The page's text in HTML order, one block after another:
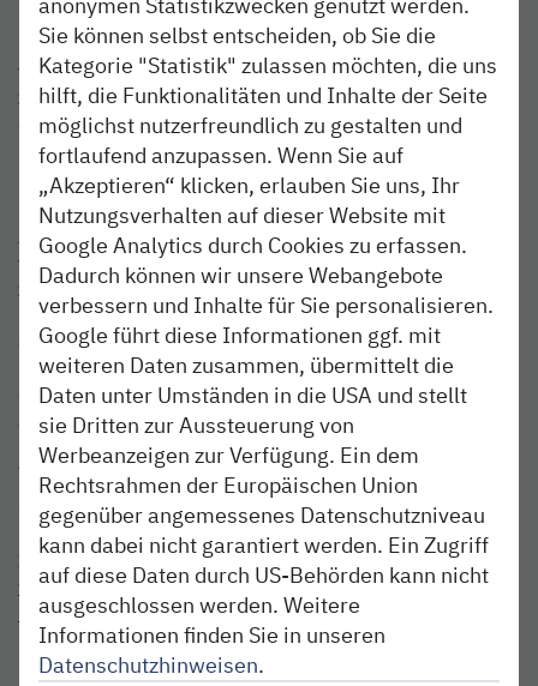
ihm den Ruf als Wiege der europäischen Königshäuser.
Die geschichtsträchtigen Räume spiegeln den Glanz
vergangener Epochen wider und laden dazu ein, erkundet
zu werden. Besonders beeindruckend ist der Festsaal in
der 1. Etage, wo noch heute prachtvolle Feierlichkeiten,
beispielsweise anlässlich von Hochzeiten stattfinden.
Ein Schloss für Kids
Auf jeder Etage ist eine Vielzahl an Kunstschätzen aus
verschiedenen Jahrhunderten zu entdecken, darunter
zahlreiche Tapisserien aus dem frühen 18. Jahrhundert
und Ledertapeten aus dem 17. Jahrhundert. All diese gut
erhaltenen Kostbarkeiten erwecken die Geschichte des
Schlosses zum Leben. Wer in diese faszinierende Welt
eintauchen möchte, hat dazu bei Führungen, aber auch
auf diversen Veranstaltungen Gelegenheit. So finden auf
Schloss Glücksburg des Öfteren Konzerte,
Theateraufführungen und regelmäßig Schlossführungen
speziell für Kinder und Jugendliche statt.
Information
www.schloss-gluecksburg.de
info@schloss-gluecksburg.de
04631 44 23 30
Sie können selbst entscheiden, ob Sie die
Kategorie "Statistik" zulassen möchten, die uns
hilft, die Funktionalitäten und Inhalte der Seite
möglichst nutzerfreundlich zu gestalten und
fortlaufend anzupassen. Wenn Sie auf
„Akzeptieren“ klicken, erlauben Sie uns, Ihr
Nutzungsverhalten auf dieser Website mit
Google Analytics durch Cookies zu erfassen.
Dadurch können wir unsere Webangebote
verbessern und Inhalte für Sie personalisieren.
Google führt diese Informationen ggf. mit
weiteren Daten zusammen, übermittelt die
Daten unter Umständen in die USA und stellt
sie Dritten zur Aussteuerung von
Werbeanzeigen zur Verfügung. Ein dem
Rechtsrahmen der Europäischen Union
gegenüber angemessenes Datenschutzniveau
kann dabei nicht garantiert werden. Ein Zugriff
auf diese Daten durch US-Behörden kann nicht
ausgeschlossen werden. Weitere
Informationen finden Sie in unseren
Datenschutzhinweisen.